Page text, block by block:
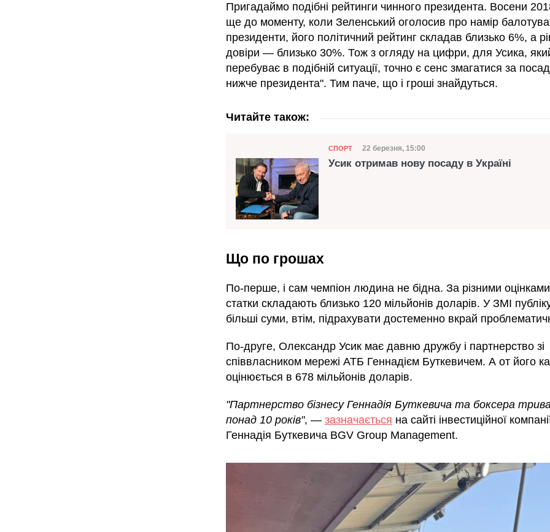
Пригадаймо подібні рейтинги чинного президента. Восени
ще до моменту, коли Зеленський оголосив про намір
президенти, його політичний рейтинг складав близько 6%, а
довіри — близько 30%. Тож з огляду на цифри, для Усика,
перебуває в подібній ситуації, точно є сенс змагатися за
нижче президента". Тим паче, що і гроші знайдуться.
Читайте також:
Категорія
СПОРТ Дата публікації
22 березня, 15:00
Усик отримав нову посаду в Україні
Що по грошах
По-перше, і сам чемпіон людина не бідна. За різними
статки складають близько 120 мільйонів доларів. У ЗМІ
більші суми, втім, підрахувати достеменно вкрай
По-друге, Олександр Усик має давню дружбу і партнерство зі
співвласником мережі АТБ Геннадієм Буткевичем. А от його
оцінюється в 678 мільйонів доларів.
"Партнерство бізнесу Геннадія Буткевича та боксера
понад 10 років", — зазначається на сайті інвестиційної
Геннадія Буткевича BGV Group Management.